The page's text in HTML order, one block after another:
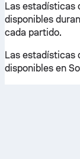
Las estadísticas
disponibles
cada partido.
Las estadísticas
disponibles en